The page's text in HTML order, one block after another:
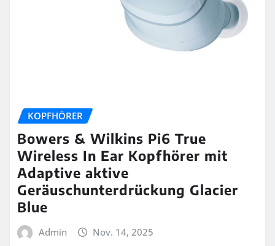
KOPFHÖRER
Bowers & Wilkins Pi6 True
Wireless In Ear Kopfhörer mit
Adaptive aktive
Geräuschunterdrückung Glacier
Blue
Admin Nov. 14, 2025